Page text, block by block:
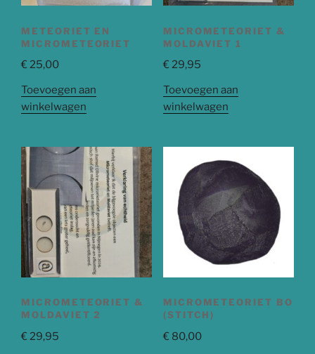
METEORIET EN
MICROMETEORIET
€ 25,00
Toevoegen aan
winkelwagen
MICROMETEORIET &
MOLDAVIET 1
€ 29,95
Toevoegen aan
winkelwagen
MICROMETEORIET &
MOLDAVIET 2
€ 29,95
MICROMETEORIET BO
(STITCH)
€ 80,00